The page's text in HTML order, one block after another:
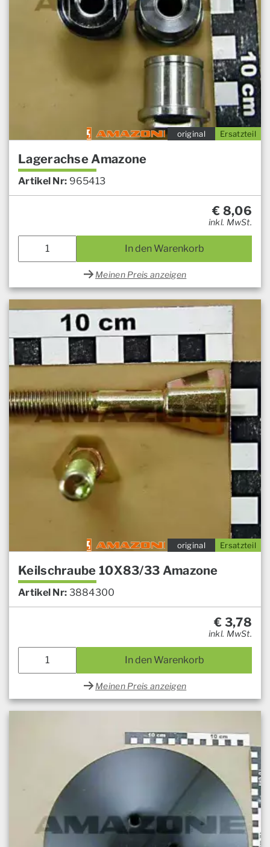
Ersatzteil
original
Lagerachse Amazone
Artikel Nr: 965413
€ 8,06
inkl. MwSt.
In den Warenkorb
Meinen Preis anzeigen
Ersatzteil
original
Keilschraube 10X83/33 Amazone
Artikel Nr: 3884300
€ 3,78
inkl. MwSt.
In den Warenkorb
Meinen Preis anzeigen